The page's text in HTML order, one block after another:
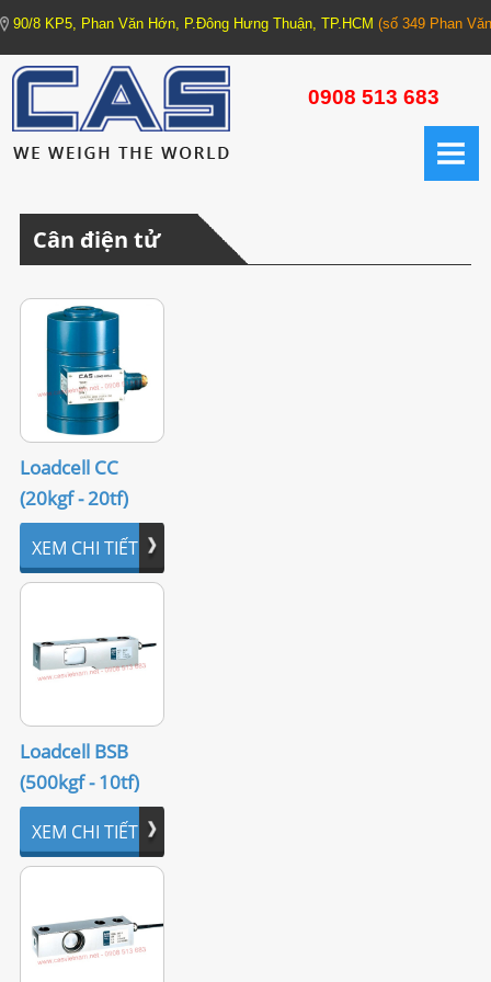
90/8 KP5, Phan Văn Hớn, P.Đông Hưng Thuận, TP.HCM (số 349 Phan
0908 513 683
TRANG CHỦ
1. CÂN XE TẢI - CÂN HỆ THỐNG (Truck Scale - Weighing Machine)
1.2. Cân xe tải xách tay
1.3. Cân bồn các loại
2. CÂN CÔNG NGHIỆP (Industrial Scale)
2.1. Cân cơ bản
2.2. Cân tiểu ly, Cân phân tích
2.3. Cân đếm
3. CÂN THƯƠNG MẠI (Commercial Scale)
4. ĐẦU CÂN (Indicator)
4.3. Đầu cân chống cháy nổ
4.4. Đầu cân chống nước
5. CẢM BIẾN TẢI (Load cell)
Cân điện tử
Loadcell CC
(20kgf - 20tf)
XEM CHI TIẾT
Loadcell BSB
(500kgf - 10tf)
XEM CHI TIẾT